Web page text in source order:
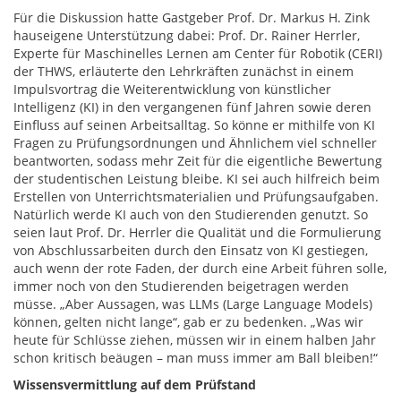
Für die Diskussion hatte Gastgeber Prof. Dr. Markus H. Zink
hauseigene Unterstützung dabei: Prof. Dr. Rainer Herrler,
Experte für Maschinelles Lernen am Center für Robotik (CERI)
der THWS, erläuterte den Lehrkräften zunächst in einem
Impulsvortrag die Weiterentwicklung von künstlicher
Intelligenz (KI) in den vergangenen fünf Jahren sowie deren
Einfluss auf seinen Arbeitsalltag. So könne er mithilfe von KI
Fragen zu Prüfungsordnungen und Ähnlichem viel schneller
beantworten, sodass mehr Zeit für die eigentliche Bewertung
der studentischen Leistung bleibe. KI sei auch hilfreich beim
Erstellen von Unterrichtsmaterialien und Prüfungsaufgaben.
Natürlich werde KI auch von den Studierenden genutzt. So
seien laut Prof. Dr. Herrler die Qualität und die Formulierung
von Abschlussarbeiten durch den Einsatz von KI gestiegen,
auch wenn der rote Faden, der durch eine Arbeit führen solle,
immer noch von den Studierenden beigetragen werden
müsse. „Aber Aussagen, was LLMs (Large Language Models)
können, gelten nicht lange“, gab er zu bedenken. „Was wir
heute für Schlüsse ziehen, müssen wir in einem halben Jahr
schon kritisch beäugen – man muss immer am Ball bleiben!“
Wissensvermittlung auf dem Prüfstand